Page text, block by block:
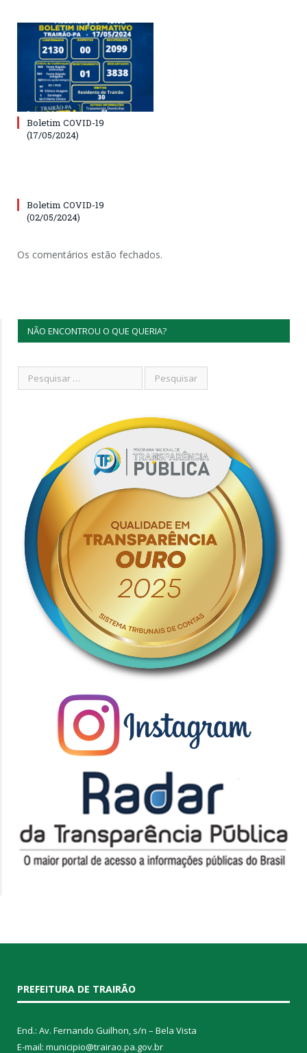
Boletim COVID-19
(17/05/2024)
Boletim COVID-19
(02/05/2024)
Os comentários estão fechados.
NÃO ENCONTROU O QUE QUERIA?
PREFEITURA DE TRAIRÃO
End.: Av. Fernando Guilhon, s/n – Bela Vista
E-mail: municipio@trairao.pa.gov.br